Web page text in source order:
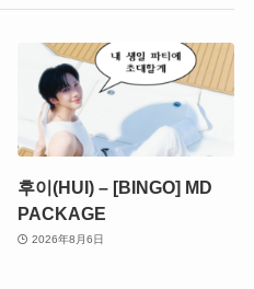
후이(HUI) – [BINGO] MD
PACKAGE
2026年8月6日